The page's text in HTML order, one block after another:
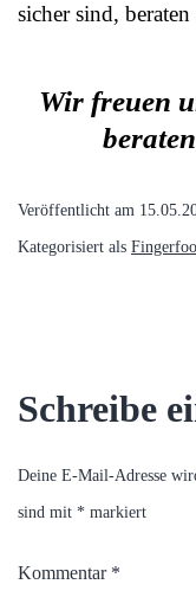
sicher sind,
Wir freuen
Veröffentlicht am
Kategorisiert als
Schreibe
Deine E-Mail-Adresse
sind mit * markiert
Kommentar *